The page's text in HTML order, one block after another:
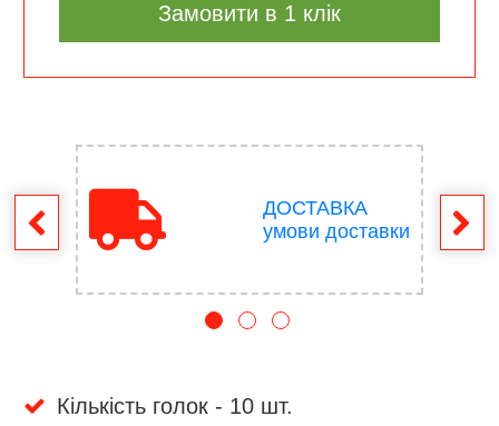
Замовити в 1 клік
ДОСТАВКА
умови доставки
Кількість голок - 10 шт.